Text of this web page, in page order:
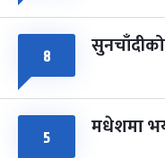
८
५ मधेशमा